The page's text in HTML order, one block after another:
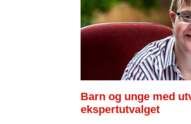
Barn og unge med
ekspertutvalget